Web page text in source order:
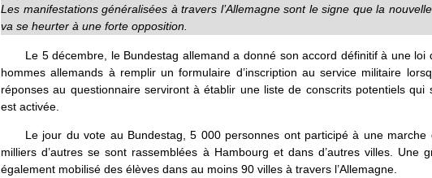
Les manifestations généralisées à travers l’Allemagne sont le signe que la
va se heurter à une forte opposition.
Le 5 décembre, le Bundestag allemand a donné son accord définitif à une
hommes allemands à remplir un formulaire d’inscription au service militaire
réponses au questionnaire serviront à établir une liste de conscrits potentiels qui
est activée.
Le jour du vote au Bundestag, 5 000 personnes ont participé à une
milliers d’autres se sont rassemblées à Hambourg et dans d’autres villes. Une
également mobilisé des élèves dans au moins 90 villes à travers l’Allemagne.